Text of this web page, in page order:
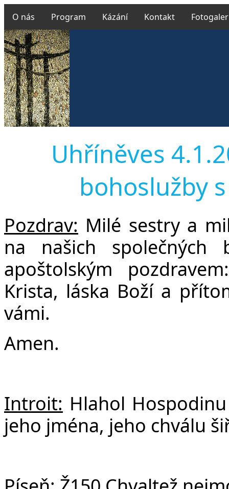
O nás Program Kázání Kontakt
Uhříněves
bohoslužby
Pozdrav: Milé sestry a
na našich společných
apoštolským
Krista, láska Boží a
vámi.
Amen.
Introit: Hlahol
jeho jména, jeho chválu